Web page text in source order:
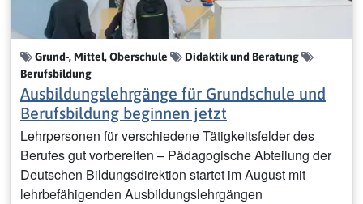
Grund-, Mittel, Oberschule
Didaktik und Beratung
Berufsbildung
Ausbildungslehrgänge für Grundschule und
Berufsbildung beginnen jetzt
Lehrpersonen für verschiedene Tätigkeitsfelder des
Berufes gut vorbereiten – Pädagogische Abteilung der
Deutschen Bildungsdirektion startet im August mit
lehrbefähigenden Ausbildungslehrgängen